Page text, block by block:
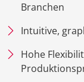
Branchen
Intuitive,
Hohe